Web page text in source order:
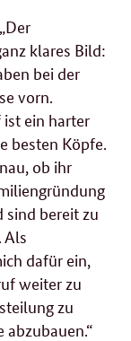
klares Bild:
bei der
vorn.
ein harter
besten Köpfe.
ob ihr
bereit zu
Als
dafür ein,
weiter zu
zu